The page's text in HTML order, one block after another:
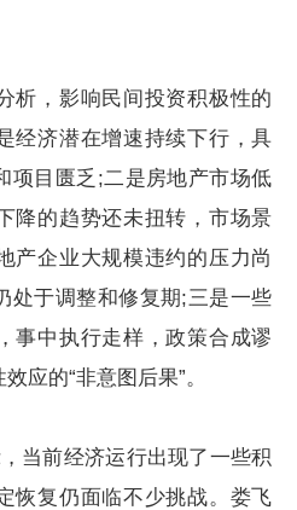
，影响民间投资积极性的
经济潜在增速持续下行，具
项目匮乏;二是房地产市场低
降的趋势还未扭转，市场景
产企业大规模违约的压力尚
处于调整和修复期;三是一些
事中执行走样，政策合成谬
应的“非意图后果”。
前经济运行出现了一些积
恢复仍面临不少挑战。娄飞